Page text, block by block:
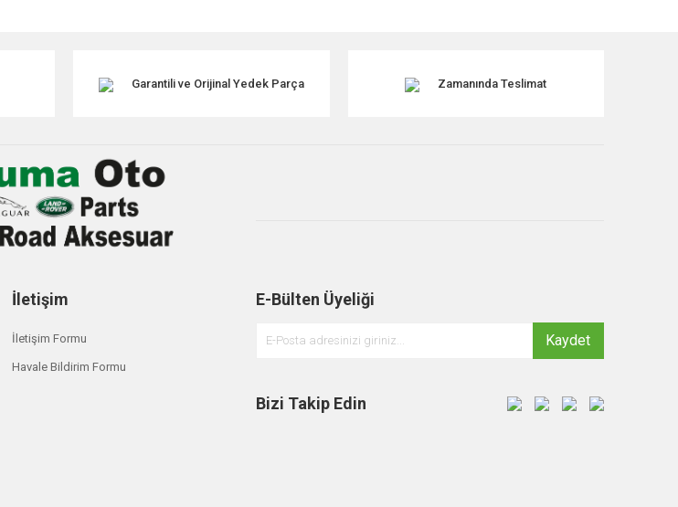
Garantili ve Orijinal Yedek Parça Zamanında Teslimat
İletişim
İletişim Formu
Havale Bildirim Formu
E-Bülten Üyeliği
Kaydet
Bizi Takip Edin